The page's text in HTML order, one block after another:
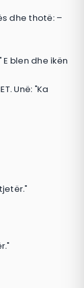
dhe thotë: –
blen dhe ikën
Unë: "Ka